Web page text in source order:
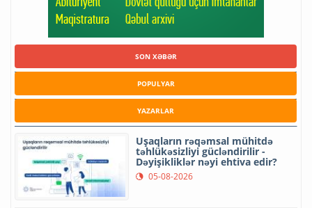
SON XƏBƏR
POPULYAR
YAZARLAR
Uşaqların rəqəmsal mühitdə
təhlükəsizliyi gücləndirilir -
Dəyişikliklər nəyi ehtiva edir?
05-08-2026